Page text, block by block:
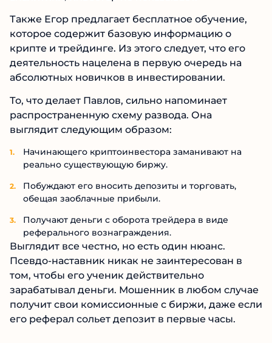
С участниками закрытой группы трейдер
обещает делиться высокопроходимыми
сигналами. Статистики, которая бы
демонстрировала эффективность его
аналитики, инвестор не показывает.
Также Егор предлагает бесплатное обучение,
которое содержит базовую информацию о
крипте и трейдинге. Из этого следует, что его
абсолютных новичков в инвестировании.
То, что делает Павлов, сильно напоминает
распространенную схему развода. Она
Начинающего криптоинвестора заманивают на
реально существующую биржу.
Побуждают его вносить депозиты и торговать,
обещая заоблачные прибыли.
Получают деньги с оборота трейдера в виде
реферального вознаграждения.